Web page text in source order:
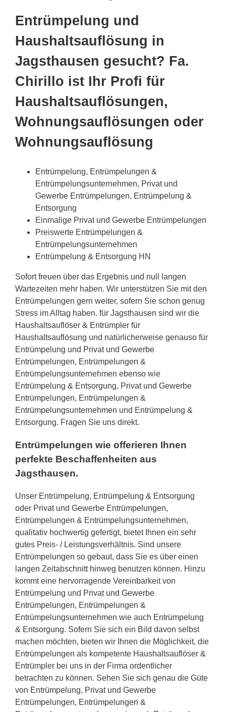
Entrümpelung und
Haushaltsauflösung in
Jagsthausen gesucht? Fa.
Chirillo ist Ihr Profi für
Haushaltsauflösungen,
Wohnungsauflösungen oder
Wohnungsauflösung
Entrümpelung, Entrümpelungen &
Entrümpelungsunternehmen, Privat und
Gewerbe Entrümpelungen, Entrümpelung &
Entsorgung
Einmalige Privat und Gewerbe Entrümpelungen
Preiswerte Entrümpelungen &
Entrümpelungsunternehmen
Entrümpelung & Entsorgung HN
Sofort freuen über das Ergebnis und null langen
Wartezeiten mehr haben. Wir unterstützen Sie mit den
Entrümpelungen gern weiter, sofern Sie schon genug
Stress im Alltag haben. für Jagsthausen sind wir die
Haushaltsauflöser & Entrümpler für
Haushaltsauflösung und natürlicherweise genauso für
Entrümpelung und Privat und Gewerbe
Entrümpelungen, Entrümpelungen &
Entrümpelungsunternehmen ebenso wie
Entrümpelung & Entsorgung, Privat und Gewerbe
Entrümpelungen, Entrümpelungen &
Entrümpelungsunternehmen und Entrümpelung &
Entsorgung. Fragen Sie uns direkt.
Entrümpelungen wie offerieren Ihnen
perfekte Beschaffenheiten aus
Jagsthausen.
Unser Entrümpelung, Entrümpelung & Entsorgung
oder Privat und Gewerbe Entrümpelungen,
Entrümpelungen & Entrümpelungsunternehmen,
qualitativ hochwertig gefertigt, bietet Ihnen ein sehr
gutes Preis- / Leistungsverhältnis. Sind unsere
Entrümpelungen so gebaut, dass Sie es über einen
langen Zeitabschnitt hinweg benutzen können. Hinzu
kommt eine hervorragende Vereinbarkeit von
Entrümpelung und Privat und Gewerbe
Entrümpelungen, Entrümpelungen &
Entrümpelungsunternehmen wie auch Entrümpelung
& Entsorgung. Sofern Sie sich ein Bild davon selbst
machen möchten, bieten wir Ihnen die Möglichkeit, die
Entrümpelungen als kompetente Haushaltsauflöser &
Entrümpler bei uns in der Firma ordentlicher
betrachten zu können. Sehen Sie sich genau die Güte
von Entrümpelung, Privat und Gewerbe
Entrümpelungen, Entrümpelungen &